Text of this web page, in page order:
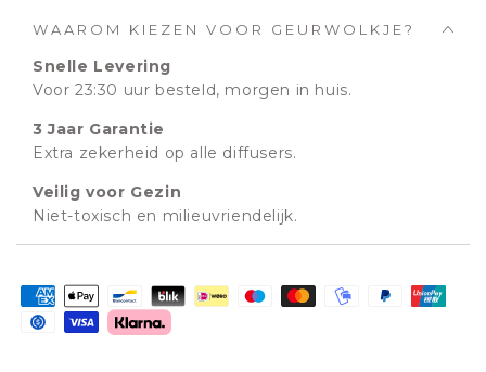
WAAROM KIEZEN VOOR GEURWOLKJE?
Snelle Levering
Voor 23:30 uur besteld, morgen in huis.
3 Jaar Garantie
Extra zekerheid op alle diffusers.
Veilig voor Gezin
Niet-toxisch en milieuvriendelijk.
Betaalmethoden